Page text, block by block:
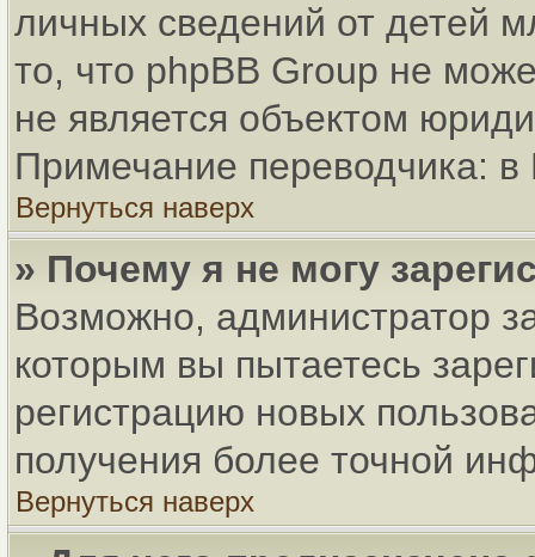
личных сведений от детей
то, что phpBB Group не
не является объектом
Примечание переводчика:
Вернуться наверх
» Почему я не могу
Возможно, администратор
которым вы пытаетесь
регистрацию новых
получения более точной
Вернуться наверх